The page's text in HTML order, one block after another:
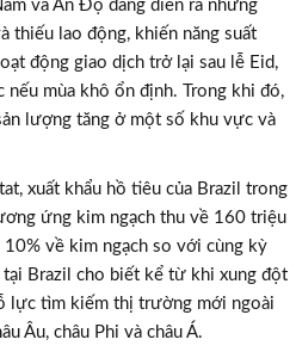
và Ấn Độ đang diễn ra nhưng
thiếu lao động, khiến năng suất
động giao dịch trở lại sau lễ Eid,
mùa khô ổn định. Trong khi đó,
lượng tăng ở một số khu vực và
, xuất khẩu hồ tiêu của Brazil trong
ứng kim ngạch thu về 160 triệu
10% về kim ngạch so với cùng kỳ
tại Brazil cho biết kể từ khi xung đột
lực tìm kiếm thị trường mới ngoài
Âu, châu Phi và châu Á.